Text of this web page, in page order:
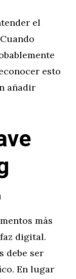
el
esto
añadir
más
digital.
debe ser
En lugar